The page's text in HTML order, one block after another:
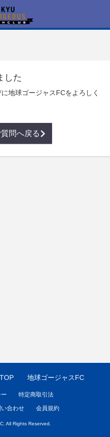
した
地球ゴージャスFCをよろしく
問へ戻る
地球ゴージャスFC
特定商取引法
合わせ
会員規約
All Rights Reserved.